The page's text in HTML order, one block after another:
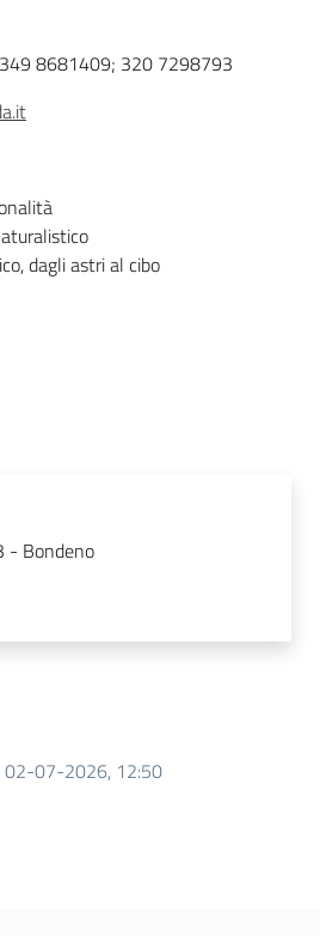
8681409; 320 7298793
dagli astri al cibo
- Bondeno
02-07-2026, 12:50